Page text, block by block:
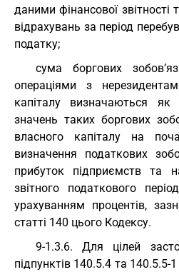
даними фінансової звітності
відрахувань за період
податку;
сума боргових
операціями з
капіталу визначаються
значень таких боргових
власного капіталу на
визначення податкових
прибуток підприємств та
звітного податкового
урахуванням процентів,
статті 140 цього Кодексу.
9-1.3.6. Для цілей
підпунктів 140.5.4 та 140.5.5-